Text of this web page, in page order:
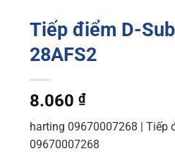
Tiếp điểm D-
28AFS2
8.060 ₫
harting 09670007268 | Tiếp
09670007268